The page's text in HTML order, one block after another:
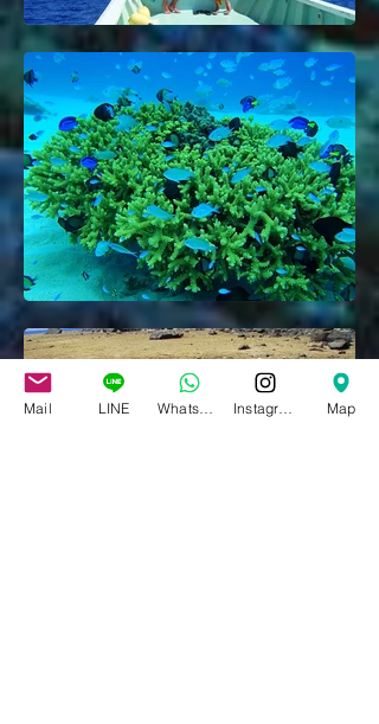
Mail LINE Map